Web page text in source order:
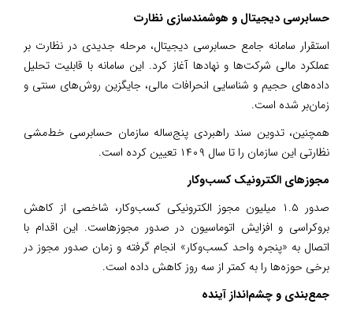
حسابرسی دیجیتال و هوشمندسازی نظارت
استقرار سامانه جامع حسابرسی دیجیتال، مرحله جدیدی در نظارت بر
عملکرد مالی شرکت‌ها و نهادها آغاز کرد. این سامانه با قابلیت تحلیل
داده‌های حجیم و شناسایی انحرافات مالی، جایگزین روش‌های سنتی و
زمان‌بر شده است.
همچنین، تدوین سند راهبردی پنج‌ساله سازمان حسابرسی خط‌مشی
نظارتی این سازمان را تا سال ۱۴۰۹ تعیین کرده است.‌
مجوزهای الکترونیک کسب‌وکار
صدور ۱.۵ میلیون مجوز الکترونیکی کسب‌وکار، شاخصی از کاهش
بروکراسی و افزایش اتوماسیون در صدور مجوزهاست. این اقدام با
اتصال به «پنجره واحد کسب‌وکار» انجام گرفته و زمان صدور مجوز در
برخی حوزه‌ها را به کمتر از سه روز کاهش داده است.‌
جمع‌بندی و چشم‌انداز آینده